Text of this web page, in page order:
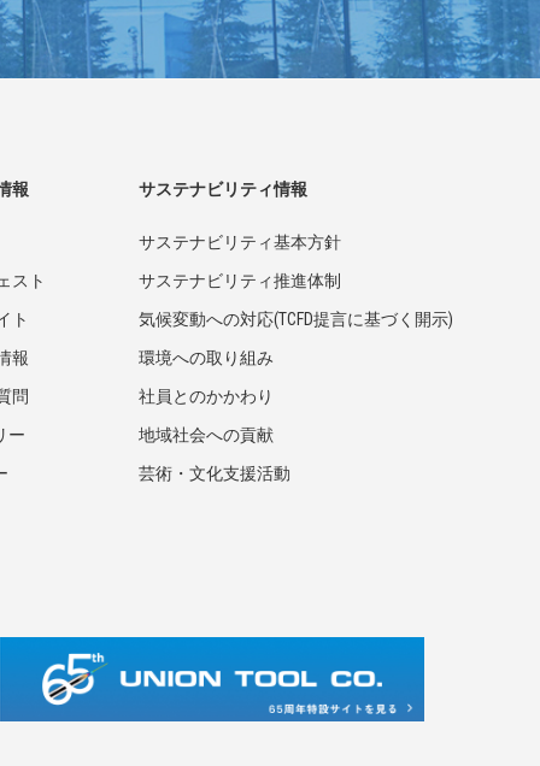
報
スト
ト
報
問
ー
サステナビリティ情報
サステナビリティ基本方針
サステナビリティ推進体制
気候変動への対応(TCFD提言に基づく開示)
環境への取り組み
社員とのかかわり
地域社会への貢献
芸術・文化支援活動